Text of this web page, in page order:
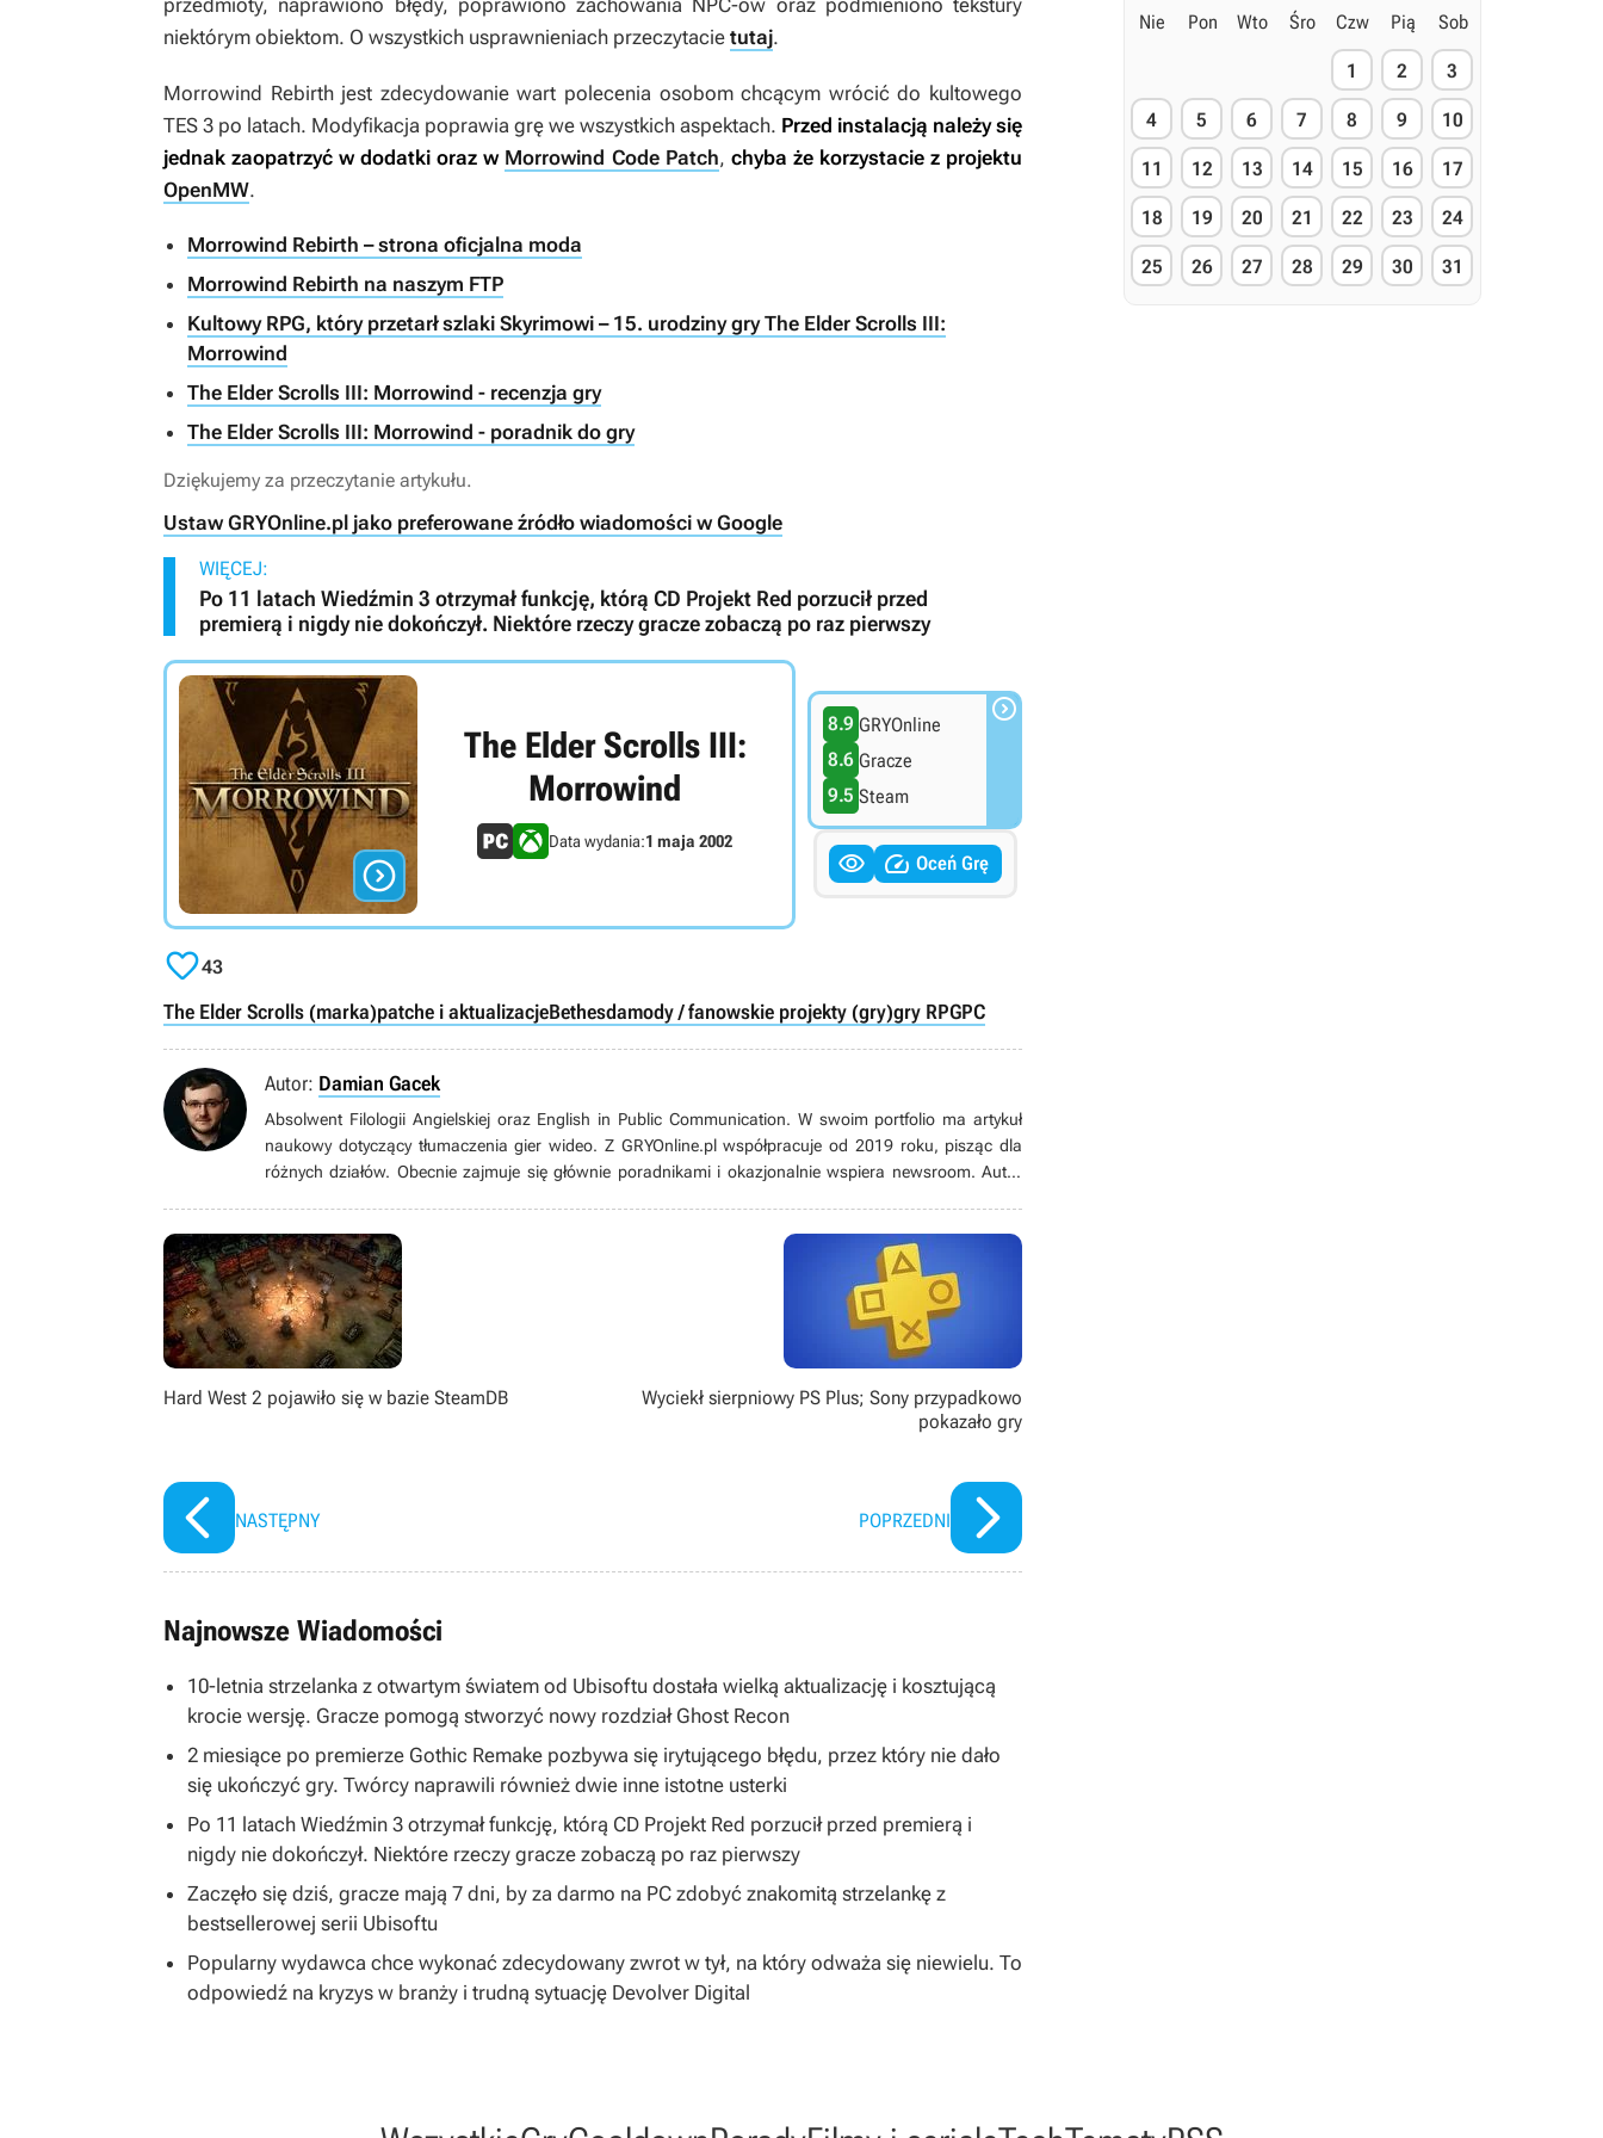
przedmioty, naprawiono błędy, poprawiono zachowania NPC-ów oraz podmieniono tekstury
niektórym obiektom. O wszystkich usprawnieniach przeczytacie tutaj.
Morrowind Rebirth jest zdecydowanie wart polecenia osobom chcącym wrócić do kultowego
TES 3 po latach. Modyfikacja poprawia grę we wszystkich aspektach. Przed instalacją należy się
jednak zaopatrzyć w dodatki oraz w Morrowind Code Patch, chyba że korzystacie z projektu
OpenMW.
Morrowind Rebirth – strona oficjalna moda
Morrowind Rebirth na naszym FTP
Kultowy RPG, który przetarł szlaki Skyrimowi – 15. urodziny gry The Elder Scrolls III:
Morrowind
The Elder Scrolls III: Morrowind - recenzja gry
The Elder Scrolls III: Morrowind - poradnik do gry
Dziękujemy za przeczytanie artykułu.
Ustaw GRYOnline.pl jako preferowane źródło wiadomości w Google
WIĘCEJ:
Po 11 latach Wiedźmin 3 otrzymał funkcję, którą CD Projekt Red porzucił przed
premierą i nigdy nie dokończył. Niektóre rzeczy gracze zobaczą po raz pierwszy

The Elder Scrolls III:
Morrowind
Data wydania:1 maja 2002
8.9 GRYOnline
8.6 Gracze
9.5 Steam

  Oceń Grę
43
The Elder Scrolls (marka)patche i aktualizacjeBethesdamody / fanowskie projekty (gry)gry RPGPC
Autor: Damian Gacek
Absolwent Filologii Angielskiej oraz English in Public Communication. W swoim portfolio ma artykuł
naukowy dotyczący tłumaczenia gier wideo. Z GRYOnline.pl współpracuje od 2019 roku, pisząc dla
różnych działów. Obecnie zajmuje się głównie poradnikami i okazjonalnie wspiera newsroom. Autor
książką oraz uczy się edycji filmów.
Hard West 2 pojawiło się w bazie SteamDB
NASTĘPNY
Wyciekł sierpniowy PS Plus; Sony przypadkowo
pokazało gry
POPRZEDNI
Najnowsze Wiadomości
10-letnia strzelanka z otwartym światem od Ubisoftu dostała wielką aktualizację i kosztującą
krocie wersję. Gracze pomogą stworzyć nowy rozdział Ghost Recon
2 miesiące po premierze Gothic Remake pozbywa się irytującego błędu, przez który nie dało
się ukończyć gry. Twórcy naprawili również dwie inne istotne usterki
Po 11 latach Wiedźmin 3 otrzymał funkcję, którą CD Projekt Red porzucił przed premierą i
nigdy nie dokończył. Niektóre rzeczy gracze zobaczą po raz pierwszy
Zaczęło się dziś, gracze mają 7 dni, by za darmo na PC zdobyć znakomitą strzelankę z
bestsellerowej serii Ubisoftu
Popularny wydawca chce wykonać zdecydowany zwrot w tył, na który odważa się niewielu. To
odpowiedź na kryzys w branży i trudną sytuację Devolver Digital
Nie Pon Wto Śro Czw Pią Sob
1 2 3
4 5 6 7 8 9 10
11 12 13 14 15 16 17
18 19 20 21 22 23 24
25 26 27 28 29 30 31